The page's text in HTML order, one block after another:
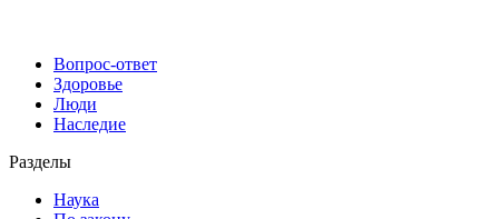
Вопрос-ответ
Здоровье
Люди
Наследие
Разделы
Наука